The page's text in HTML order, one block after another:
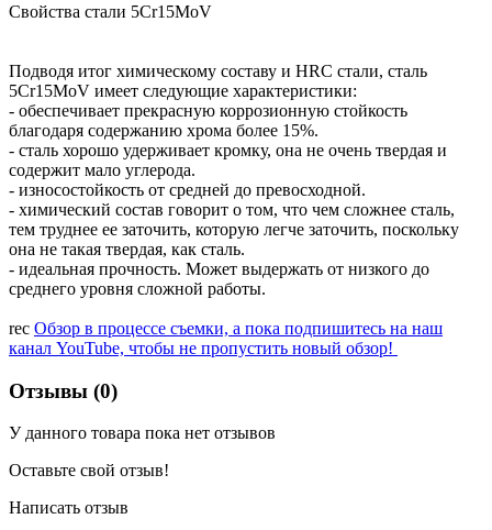
Свойства стали 5Cr15MoV
Подводя итог химическому составу и HRC стали, сталь
5Cr15MoV имеет следующие характеристики:
- обеспечивает прекрасную коррозионную стойкость
благодаря содержанию хрома более 15%.
- сталь хорошо удерживает кромку, она не очень твердая и
содержит мало углерода.
- износостойкость от средней до превосходной.
- химический состав говорит о том, что чем сложнее сталь,
тем труднее ее заточить, которую легче заточить, поскольку
она не такая твердая, как сталь.
- идеальная прочность. Может выдержать от низкого до
среднего уровня сложной работы.
rec Обзор в процессе съемки, а пока подпишитесь на наш
канал YouTube, чтобы не пропустить новый обзор!
Отзывы (0)
У данного товара пока нет отзывов
Оставьте свой отзыв!
Написать отзыв